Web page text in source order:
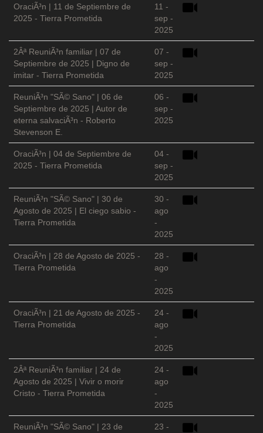
OraciÃ³n | 11 de Septiembre de
2025 - Tierra Prometida
11 -
sep -
2025
2Âª ReuniÃ³n familiar | 07 de
Septiembre de 2025 | Digno de
imitar - Tierra Prometida
07 -
sep -
2025
ReuniÃ³n "SÃ© Sano" | 06 de
Septiembre de 2025 | Autor de
eterna salvaciÃ³n - Roberto
Stevenson E.
06 -
sep -
2025
OraciÃ³n | 04 de Septiembre de
2025 - Tierra Prometida
04 -
sep -
2025
ReuniÃ³n "SÃ© Sano" | 30 de
Agosto de 2025 | El ciego sabio -
Tierra Prometida
30 -
ago
-
2025
OraciÃ³n | 28 de Agosto de 2025 -
Tierra Prometida
28 -
ago
-
2025
OraciÃ³n | 21 de Agosto de 2025 -
Tierra Prometida
24 -
ago
-
2025
2Âª ReuniÃ³n familiar | 24 de
Agosto de 2025 | Vivir o morir
Cristo - Tierra Prometida
24 -
ago
-
2025
ReuniÃ³n "SÃ© Sano" | 23 de
23 -